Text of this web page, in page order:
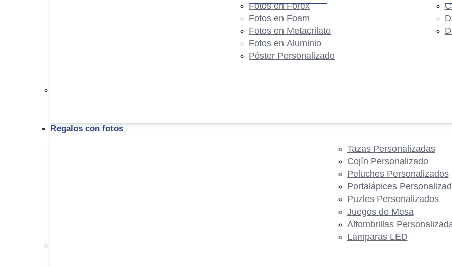
Fotos en Forex
Fotos en Foam
Fotos en Metacrilato
Fotos en Aluminio
Póster Personalizado
Regalos con fotos
Tazas Personalizadas
Cojín Personalizado
Peluches Personalizados
Portalápices
Puzles Personalizados
Juegos de Mesa
Alfombrillas
Lámparas LED